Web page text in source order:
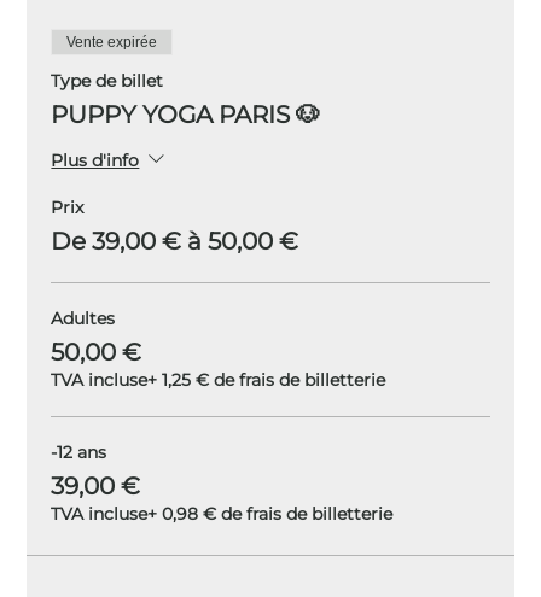
Vente expirée
Type de billet
PUPPY YOGA PARIS 🐶
Plus d'info
Prix
De 39,00 € à 50,00 €
Adultes
50,00 €
TVA incluse+ 1,25 € de frais de billetterie
-12 ans
39,00 €
TVA incluse+ 0,98 € de frais de billetterie